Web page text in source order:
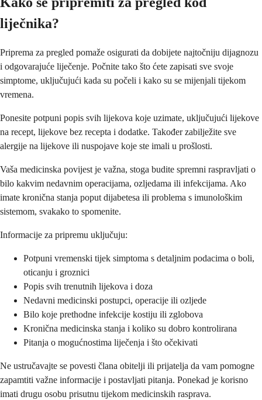
liječnika?
Priprema za pregled pomaže osigurati da dobijete najtočniju dijagnozu
i odgovarajuće liječenje. Počnite tako što ćete zapisati sve svoje
simptome, uključujući kada su počeli i kako su se mijenjali tijekom
vremena.
Ponesite potpuni popis svih lijekova koje uzimate, uključujući lijekove
na recept, lijekove bez recepta i dodatke. Također zabilježite sve
alergije na lijekove ili nuspojave koje ste imali u prošlosti.
Vaša medicinska povijest je važna, stoga budite spremni raspravljati o
bilo kakvim nedavnim operacijama, ozljedama ili infekcijama. Ako
imate kronična stanja poput dijabetesa ili problema s imunološkim
sistemom, svakako to spomenite.
Informacije za pripremu uključuju:
Potpuni vremenski tijek simptoma s detaljnim podacima o boli,
oticanju i groznici
Popis svih trenutnih lijekova i doza
Nedavni medicinski postupci, operacije ili ozljede
Bilo koje prethodne infekcije kostiju ili zglobova
Kronična medicinska stanja i koliko su dobro kontrolirana
Pitanja o mogućnostima liječenja i što očekivati
Ne ustručavajte se povesti člana obitelji ili prijatelja da vam pomogne
zapamtiti važne informacije i postavljati pitanja. Ponekad je korisno
imati drugu osobu prisutnu tijekom medicinskih rasprava.